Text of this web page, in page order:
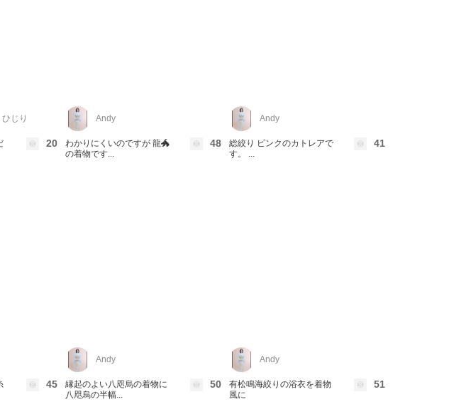
じり
20
Andy
わかりにくいのですが 龍🐲
の着物です...
48
Andy
総絞り ピンクのカトレアで
す。 ...
41
45
Andy
縁起のよい八咫烏の着物に
八咫烏の半幅...
50
Andy
有松鳴海絞りの浴衣を着物
風に
51